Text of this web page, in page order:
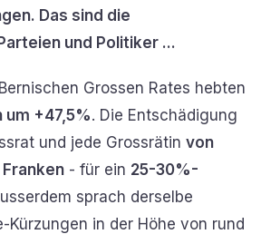
Das sind die
und Politiker ...
Grossen Rates hebten
um +47,5%. Die Entschädigung
und jede Grossrätin von
- für ein 25-30%-
sprach derselbe
Kürzungen in der Höhe von rund